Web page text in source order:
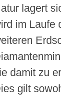
lagert
im Laufe
damit zu
gilt